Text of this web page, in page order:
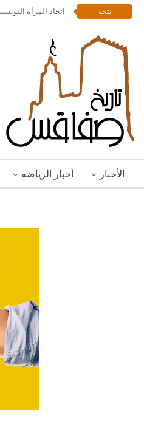
تتجه اتحاد المرأة
الأخبار أخبار الرياضة